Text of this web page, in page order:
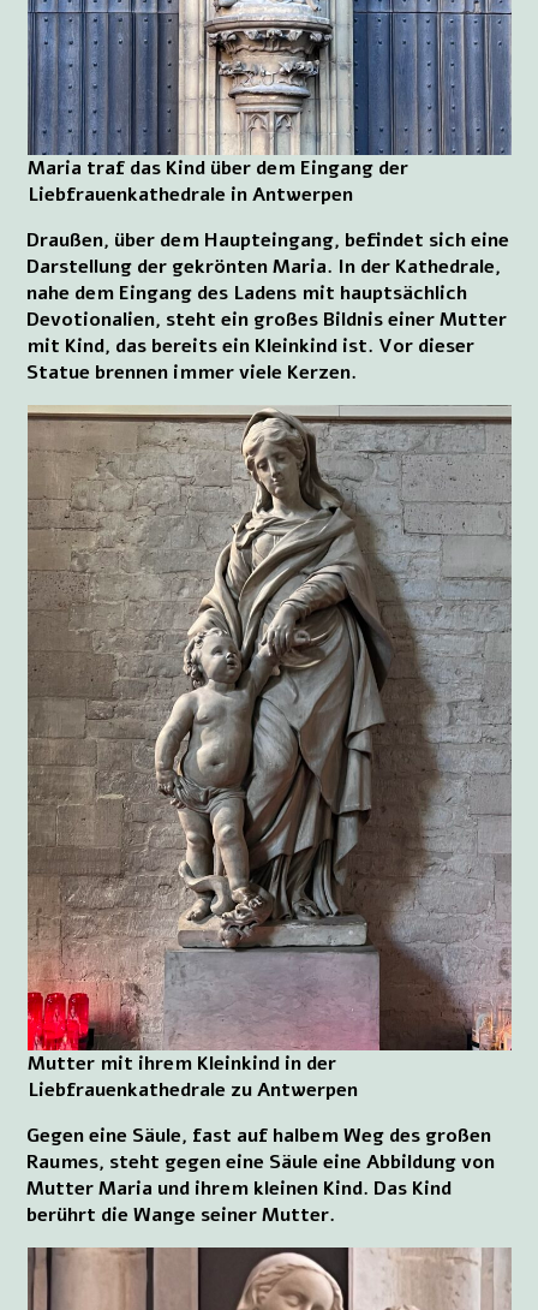
Maria traf das Kind über dem Eingang der
Liebfrauenkathedrale in Antwerpen
Draußen, über dem Haupteingang, befindet sich eine
Darstellung der gekrönten Maria. In der Kathedrale,
nahe dem Eingang des Ladens mit hauptsächlich
Devotionalien, steht ein großes Bildnis einer Mutter
mit Kind, das bereits ein Kleinkind ist. Vor dieser
Statue brennen immer viele Kerzen.
Mutter mit ihrem Kleinkind in der
Liebfrauenkathedrale zu Antwerpen
Gegen eine Säule, fast auf halbem Weg des großen
Raumes, steht gegen eine Säule eine Abbildung von
Mutter Maria und ihrem kleinen Kind. Das Kind
berührt die Wange seiner Mutter.